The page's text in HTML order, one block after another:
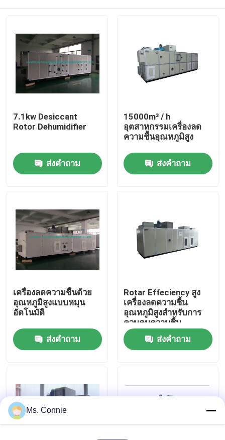
เกี่ยวกับเรา
ทัวร์โรงงาน
ติดต่อเรา
เครื่องลดความชื้นในอุตสาหกรรม
7.1kw Desiccant
Rotor Dehumidifier
ส่งคำถาม
15000m³ / h
อุตสาหกรรมเครื่องลด
ความชื้นอุณหภูมิสูง
ส่งคำถาม
เครื่องลดความชื้นด้วย
อุณหภูมิสูงแบบหมุน
อัตโนมัติ
ส่งคำถาม
Rotar Effeciency สูง
เครื่องลดความชื้น
อุณหภูมิสูงสำหรับการ
ควบคุมความชื้น
ส่งคำถาม
Ms. Connie